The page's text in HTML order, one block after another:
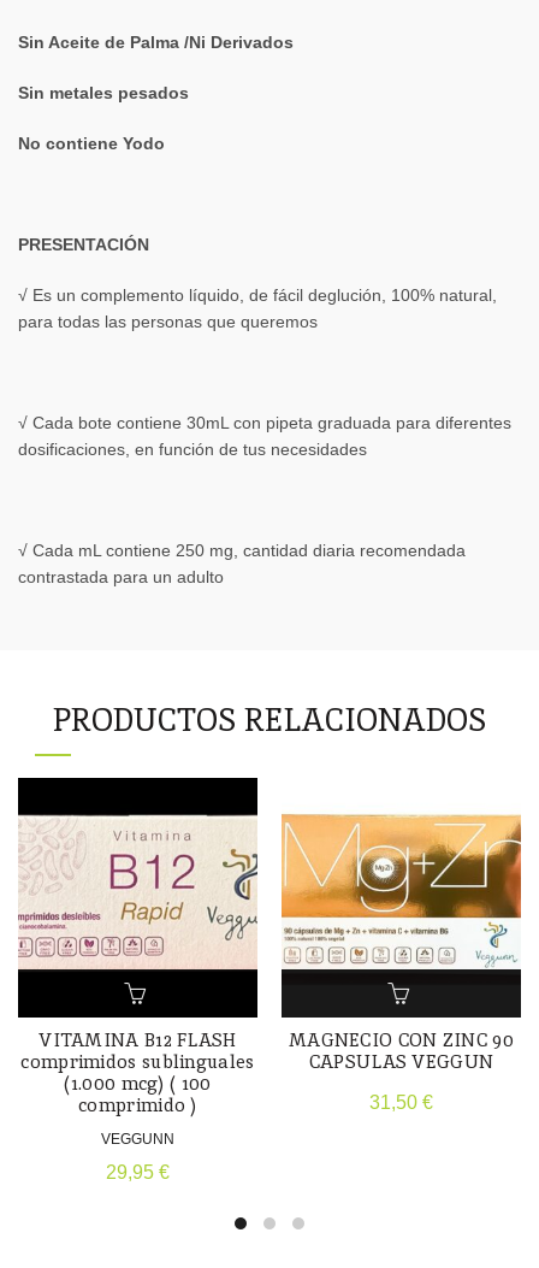
Sin Aceite de Palma /Ni Derivados
Sin metales pesados
No contiene Yodo
PRESENTACIÓN
√ Es un complemento líquido, de fácil deglución, 100% natural,
para todas las personas que queremos
√ Cada bote contiene 30mL con pipeta graduada para diferentes
dosificaciones, en función de tus necesidades
√ Cada mL contiene 250 mg, cantidad diaria recomendada
contrastada para un adulto
PRODUCTOS RELACIONADOS
VITAMINA B12 FLASH
comprimidos sublinguales
(1.000 mcg) ( 100
comprimido )
VEGGUNN
29,95 €
MAGNECIO CON ZINC 90
CAPSULAS VEGGUN
31,50 €